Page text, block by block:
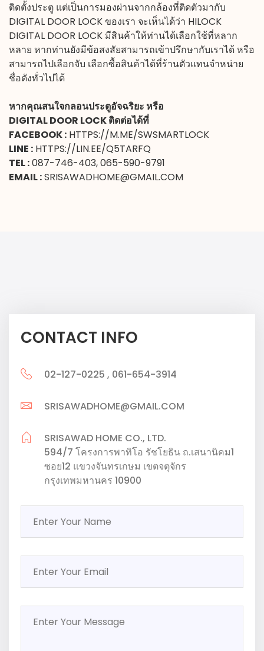
ติดตั้งประตู แต่เป็นการมองผ่านจากกล้องที่ติดตัวมากับ
DIGITAL DOOR LOCKของเรา จะเห็นได้ว่า HILOCK
DIGITAL DOOR LOCK มีสินค้าให้ท่านได้เลือกใช้ที่หลาก
หลาย หากท่านยังมีข้อสงสัยสามารถเข้าปรึกษากับเราได้ หรือ
สามารถไปเลือกจับ เลือกซื้อสินค้าได้ที่ร้านตัวแทนจำหน่าย
ชื่อดังทั่วไปได้
หากคุณสนใจกลอนประตูอัจฉริยะ หรือ
DIGITAL DOOR LOCKติดต่อได้ที่
FACEBOOK : HTTPS://M.ME/SWSMARTLOCK
LINE : HTTPS://LIN.EE/Q5TARFQ
TEL :087-746-403, 065-590-9791
EMAIL :SRISAWADHOME@GMAIL.COM
CONTACT INFO
02-127-0225 , 061-654-3914
SRISAWADHOME@GMAIL.COM
SRISAWAD HOME CO., LTD.
594/7 โครงการพาทิโอ รัชโยธิน ถ.เสนานิคม1
ซอย12 แขวงจันทรเกษม เขตจตุจักร
กรุงเทพมหานคร 10900